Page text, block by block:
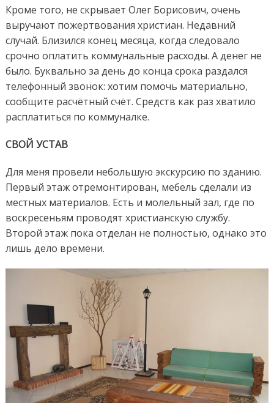
Кроме того, не скрывает Олег Борисович, очень
выручают пожертвования христиан. Недавний
случай. Близился конец месяца, когда следовало
срочно оплатить коммунальные расходы. А денег не
было. Буквально за день до конца срока раздался
телефонный звонок: хотим помочь материально,
сообщите расчётный счёт. Средств как раз хватило
расплатиться по коммуналке.
СВОЙ УСТАВ
Для меня провели небольшую экскурсию по зданию.
Первый этаж отремонтирован, мебель сделали из
местных материалов. Есть и молельный зал, где по
воскресеньям проводят христианскую службу.
Второй этаж пока отделан не полностью, однако это
лишь дело времени.